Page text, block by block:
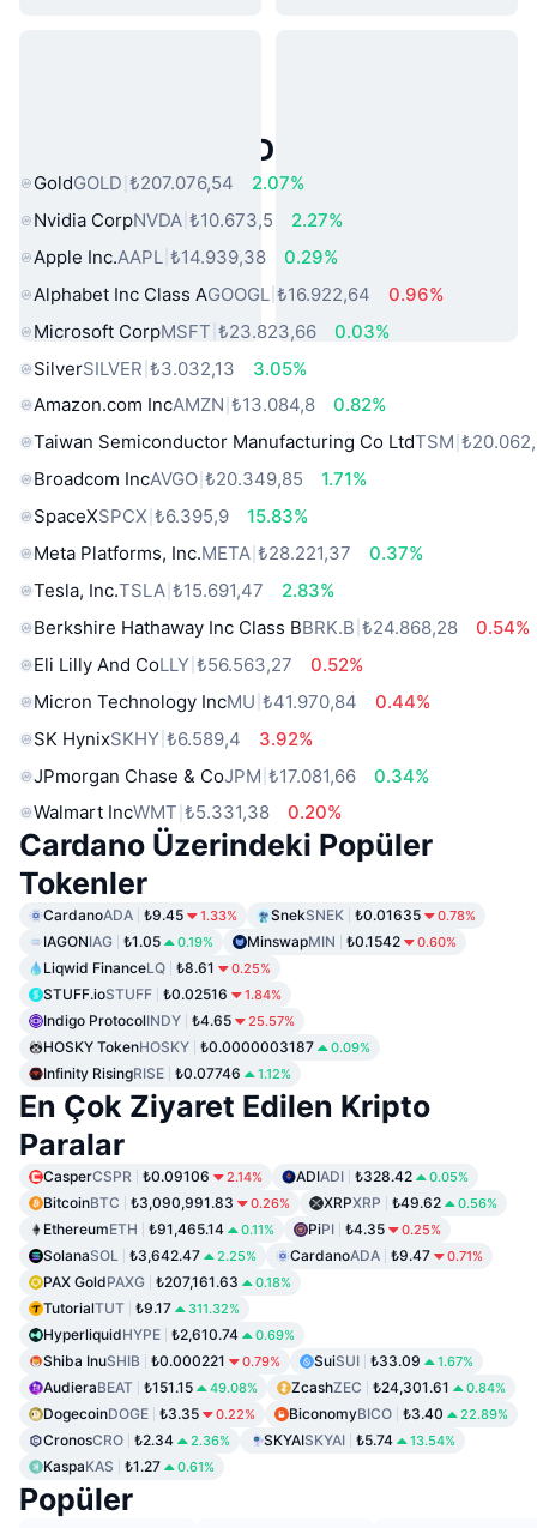
Popüler Gerçek Dünya Varlıkları
GoldGOLD ₺207.076,54
2.07%
Nvidia CorpNVDA ₺10.673,5
2.27%
Apple Inc.AAPL ₺14.939,38
0.29%
Alphabet Inc Class AGOOGL ₺16.922,64
0.96%
Microsoft CorpMSFT ₺23.823,66
0.03%
SilverSILVER ₺3.032,13
3.05%
Amazon.com IncAMZN ₺13.084,8
0.82%
Taiwan Semiconductor Manufacturing Co LtdTSM
Broadcom IncAVGO ₺20.349,85
1.71%
SpaceXSPCX ₺6.395,9
15.83%
Meta Platforms, Inc.META ₺28.221,37
0.37%
Tesla, Inc.TSLA ₺15.691,47
2.83%
Berkshire Hathaway Inc Class BBRK.B ₺24.868,28
0.54%
Eli Lilly And CoLLY ₺56.563,27
0.52%
Micron Technology IncMU ₺41.970,84
0.44%
SK HynixSKHY ₺6.589,4
3.92%
JPmorgan Chase & CoJPM ₺17.081,66
0.34%
Walmart IncWMT ₺5.331,38 0.20%
Cardano Üzerindeki Popüler
Tokenler
CardanoADA ₺9.45 1.33% SnekSNEK ₺0.01635 0.78%
IAGONIAG ₺1.05 0.19% MinswapMIN ₺0.1542 0.60%
Liqwid FinanceLQ ₺8.61 0.25%
STUFF.ioSTUFF ₺0.02516 1.84%
Indigo ProtocolINDY ₺4.65 25.57%
HOSKY TokenHOSKY ₺0.0000003187 0.09%
Infinity RisingRISE ₺0.07746 1.12%
En Çok Ziyaret Edilen Kripto
Paralar
CasperCSPR ₺0.09106 2.14% ADIADI ₺328.42 0.05%
BitcoinBTC ₺3,090,991.83 0.26% XRPXRP ₺49.62 0.56%
EthereumETH ₺91,465.14 0.11% PiPI ₺4.35 0.25%
SolanaSOL ₺3,642.47 2.25% CardanoADA ₺9.47 0.71%
PAX GoldPAXG ₺207,161.63 0.18%
TutorialTUT ₺9.17 311.32%
HyperliquidHYPE ₺2,610.74 0.69%
Shiba InuSHIB ₺0.000221 0.79% SuiSUI ₺33.09 1.67%
AudieraBEAT ₺151.15 49.08% ZcashZEC ₺24,301.61 0.84%
DogecoinDOGE ₺3.35 0.22% BiconomyBICO ₺3.40 22.89%
CronosCRO ₺2.34 2.36% SKYAISKYAI ₺5.74 13.54%
KaspaKAS ₺1.27 0.61%
Popüler